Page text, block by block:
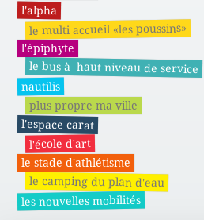
l'alpha
le multi accueil «les poussins»
l'épiphyte
le bus à haut niveau de service
nautilis
plus propre ma ville
l'espace carat
l'école d'art
le stade d'athlétisme
le camping du plan d'eau
les nouvelles mobilités